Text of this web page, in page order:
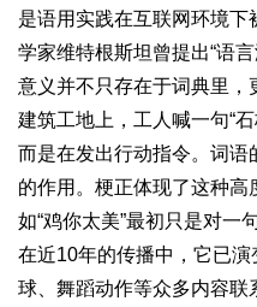
是语用实践在互联网环境
学家维特根斯坦曾提出“语
意义并不只存在于词典里，
建筑工地上，工人喊一句“
而是在发出行动指令。词语
的作用。梗正体现了这种
如“鸡你太美”最初只是对一
在近10年的传播中，它已
球、舞蹈动作等众多内容联